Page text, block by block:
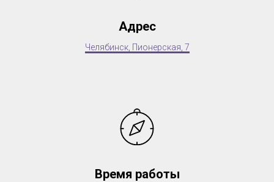
Адрес
Челябинск, Пионерская, 7
Время работы